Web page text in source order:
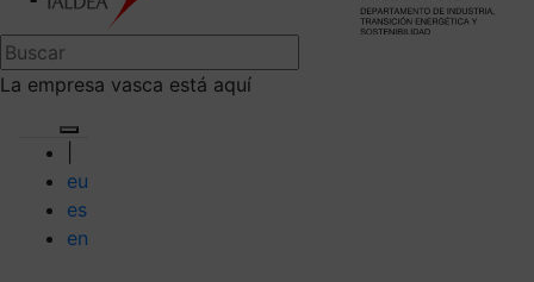
La empresa vasca está aquí
eu
es
en